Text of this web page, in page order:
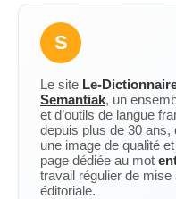
S
Le site Le-
Semantiak, un
et d’outils de langue
depuis plus de 30
une image de qualité
page dédiée au mot
travail régulier de
éditoriale.